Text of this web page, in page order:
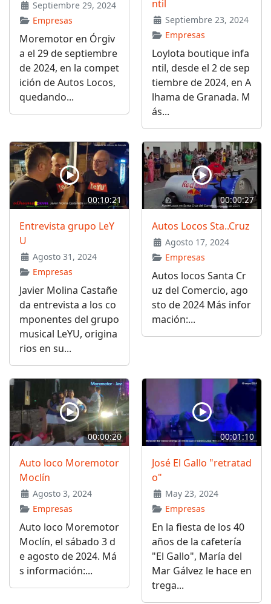
Septiembre 29, 2024
Empresas
Moremotor en Órgiv
a el 29 de septiembre
de 2024, en la compet
ición de Autos Locos,
quedando...
ntil
Septiembre 23, 2024
Empresas
Loylota boutique infa
ntil, desde el 2 de sep
tiembre de 2024, en A
lhama de Granada. M
ás...
00:10:21
Entrevista grupo LeY
U
Agosto 31, 2024
Empresas
Javier Molina Castañe
da entrevista a los co
mponentes del grupo
musical LeYU, origina
rios en su...
00:00:27
Autos Locos Sta..Cruz
Agosto 17, 2024
Empresas
Autos locos Santa Cr
uz del Comercio, ago
sto de 2024 Más infor
mación:...
00:00:20
Auto loco Moremotor
Moclín
Agosto 3, 2024
Empresas
Auto loco Moremotor
Moclín, el sábado 3 d
e agosto de 2024. Má
s información:...
00:01:10
José El Gallo "retratad
o"
May 23, 2024
Empresas
En la fiesta de los 40
años de la cafetería
"El Gallo", María del
Mar Gálvez le hace en
trega...